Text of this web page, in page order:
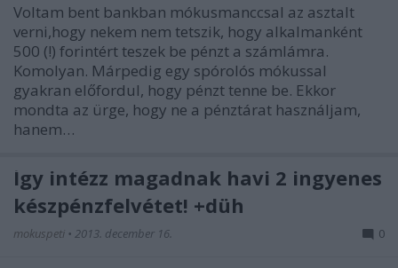
Voltam bent bankban mókusmanccsal az asztalt
verni,hogy nekem nem tetszik, hogy alkalmanként
500 (!) forintért teszek be pénzt a számlámra.
Komolyan. Márpedig egy spórolós mókussal
gyakran előfordul, hogy pénzt tenne be. Ekkor
mondta az ürge, hogy ne a pénztárat használjam,
hanem…
Így intézz magadnak havi 2 ingyenes
készpénzfelvétet! +düh
mokuspeti • 2013. december 16. 0